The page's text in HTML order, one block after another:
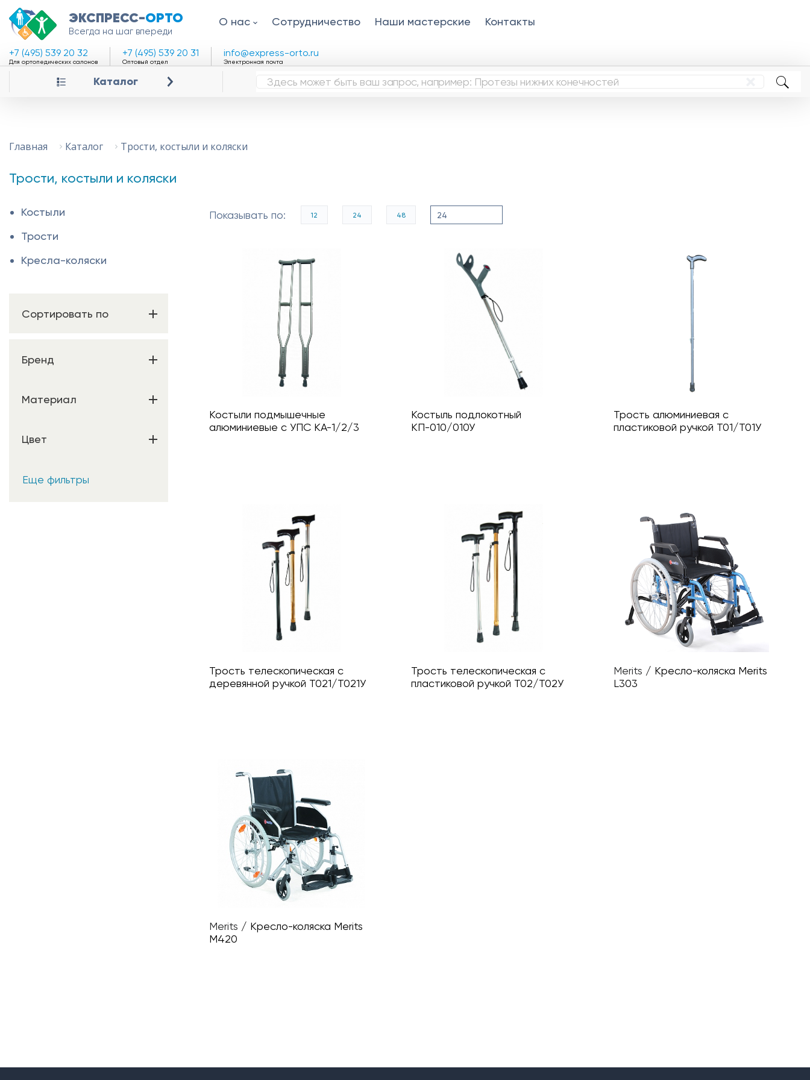
ЭКСПРЕСС-ОРТО
Всегда на шаг впереди
О нас Сотрудничество Наши мастерские Контакты
+7 (495) 539 20 32
Для ортопедических салонов
+7 (495) 539 20 31
Оптовый отдел
info@express-orto.ru
Электронная почта
Каталог
Главная Каталог Трости, костыли и коляски
Трости, костыли и коляски
Костыли
Трости
Кресла-коляски
Сортировать по
Бренд
Материал
Цвет
Еще фильтры
Показывать по: 12 24 48
Костыли подмышечные
алюминиевые с УПС КА-1/2/3
Костыль подлокотный
КП-010/010У
Трость алюминиевая с
пластиковой ручкой Т01/Т01У
Трость телескопическая с
деревянной ручкой Т021/Т021У
Трость телескопическая с
пластиковой ручкой Т02/Т02У
Merits / Кресло-коляска Merits
L303
Merits / Кресло-коляска Merits
М420